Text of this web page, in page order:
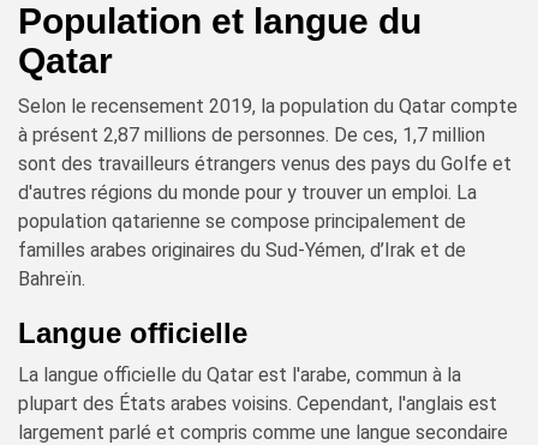
Population et langue du
Qatar
Selon le recensement 2019, la population du Qatar compte
à présent 2,87 millions de personnes. De ces, 1,7 million
sont des travailleurs étrangers venus des pays du Golfe et
d'autres régions du monde pour y trouver un emploi. La
population qatarienne se compose principalement de
familles arabes originaires du Sud-Yémen, d’Irak et de
Bahreïn.
Langue officielle
La langue officielle du Qatar est l'arabe, commun à la
plupart des États arabes voisins. Cependant, l'anglais est
largement parlé et compris comme une langue secondaire